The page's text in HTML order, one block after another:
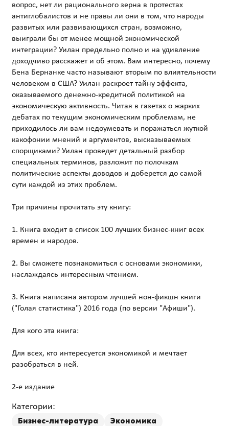
вопрос, нет ли рационального зерна в протестах
антиглобалистов и не правы ли они в том, что народы
развитых или развивающихся стран, возможно,
выиграли бы от менее мощной экономической
интеграции? Уилан предельно полно и на удивление
доходчиво расскажет и об этом. Вам интересно, почему
Бена Бернанке часто называют вторым по влиятельности
человеком в США? Уилан раскроет тайну эффекта,
оказываемого денежно-кредитной политикой на
экономическую активность. Читая в газетах о жарких
дебатах по текущим экономическим проблемам, не
приходилось ли вам недоумевать и поражаться жуткой
какофонии мнений и аргументов, высказываемых
спорщиками? Уилан проведет детальный разбор
специальных терминов, разложит по полочкам
политические аспекты доводов и доберется до самой
сути каждой из этих проблем.
Три причины прочитать эту книгу:
1. Книга входит в список 100 лучших бизнес-книг всех
времен и народов.
2. Вы сможете познакомиться с основами экономики,
наслаждаясь интересным чтением.
3. Книга написана автором лучшей нон-фикшн книги
("Голая статистика") 2016 года (по версии "Афиши").
Для кого эта книга:
Для всех, кто интересуется экономикой и мечтает
разобраться в ней.
2-е издание
Категории:
Бизнес-литература Экономика